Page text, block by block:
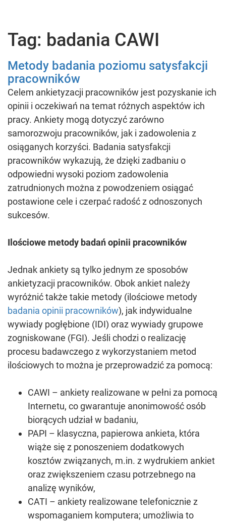
Tag: badania CAWI
Metody badania poziomu satysfakcji
pracowników
Celem ankietyzacji pracowników jest pozyskanie ich
opinii i oczekiwań na temat różnych aspektów ich
pracy. Ankiety mogą dotyczyć zarówno
samorozwoju pracowników, jak i zadowolenia z
osiąganych korzyści. Badania satysfakcji
pracowników wykazują, że dzięki zadbaniu o
odpowiedni wysoki poziom zadowolenia
zatrudnionych można z powodzeniem osiągać
postawione cele i czerpać radość z odnoszonych
sukcesów.
Ilościowe metody badań opinii pracowników
Jednak ankiety są tylko jednym ze sposobów
ankietyzacji pracowników. Obok ankiet należy
wyróżnić także takie metody (ilościowe metody
badania opinii pracowników), jak indywidualne
wywiady pogłębione (IDI) oraz wywiady grupowe
zogniskowane (FGI). Jeśli chodzi o realizację
procesu badawczego z wykorzystaniem metod
ilościowych to można je przeprowadzić za pomocą:
CAWI – ankiety realizowane w pełni za pomocą
Internetu, co gwarantuje anonimowość osób
biorących udział w badaniu,
PAPI – klasyczna, papierowa ankieta, która
wiąże się z ponoszeniem dodatkowych
kosztów związanych, m.in. z wydrukiem ankiet
oraz zwiększeniem czasu potrzebnego na
analizę wyników,
CATI – ankiety realizowane telefonicznie z
wspomaganiem komputera; umożliwia to